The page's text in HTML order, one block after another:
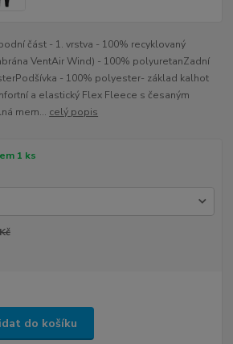
část - 1. vrstva - 100% recyklovaný
VentAir Wind) - 100% polyuretanZadní
- 100% polyester- základ kalhot
a elastický Flex Fleece s česaným
mem... celý popis
1 ks
do košíku